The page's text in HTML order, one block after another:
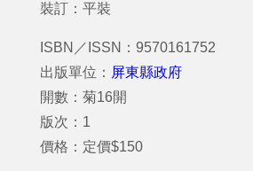
裝訂：平裝
ISBN／ISSN：9570161752
出版單位： 屏東縣政府
開數：菊16開
版次：1
價格：定價$150